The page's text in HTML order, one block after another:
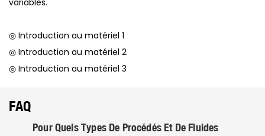
◎ Introduction au matériel 1
◎ Introduction au matériel 2
◎ Introduction au matériel 3
FAQ
Pour Quels Types De Procédés Et De Fluides